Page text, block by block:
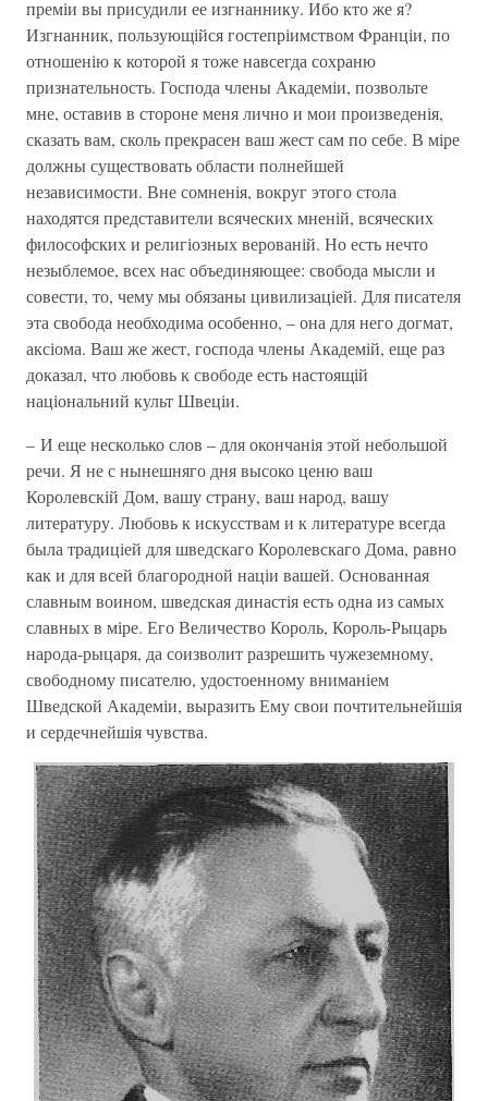
преміи вы присудили ее изгнаннику. Ибо кто же я?
Изгнанник, пользующійся гостепріимством Франціи, по
отношенію к которой я тоже навсегда сохраню
признательность. Господа члены Академіи, позвольте
мне, оставив в стороне меня лично и мои произведенія,
сказать вам, сколь прекрасен ваш жест сам по себе. В міре
должны существовать области полнейшей
независимости. Вне сомненія, вокруг этого стола
находятся представители всяческих мненій, всяческих
философских и религіозных верованій. Но есть нечто
незыблемое, всех нас объединяющее: свобода мысли и
совести, то, чему мы обязаны цивилизаціей. Для писателя
эта свобода необходима особенно, – она для него догмат,
аксіома. Ваш же жест, господа члены Академій, еще раз
доказал, что любовь к свободе есть настоящій
національний культ Швеціи.
– И еще несколько слов – для окончанія этой небольшой
речи. Я не с нынешняго дня высоко ценю ваш
Королевскій Дом, вашу страну, ваш народ, вашу
литературу. Любовь к искусствам и к литературе всегда
была традиціей для шведскаго Королевскаго Дома, равно
как и для всей благородной націи вашей. Основанная
славным воином, шведская династія есть одна из самых
славных в міре. Его Величество Король, Король-Рыцарь
народа-рыцаря, да соизволит разрешить чужеземному,
свободному писателю, удостоенному вниманіем
Шведской Академіи, выразить Ему свои почтительнейшія
и сердечнейшія чувства.